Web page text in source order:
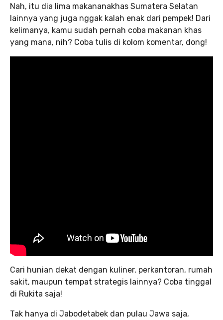
Nah, itu dia lima makananakhas Sumatera Selatan
lainnya yang juga nggak kalah enak dari pempek! Dari
kelimanya, kamu sudah pernah coba makanan khas
yang mana, nih? Coba tulis di kolom komentar, dong!
Cari hunian dekat dengan kuliner, perkantoran, rumah
sakit, maupun tempat strategis lainnya? Coba tinggal
di Rukita saja!
Tak hanya di Jabodetabek dan pulau Jawa saja,